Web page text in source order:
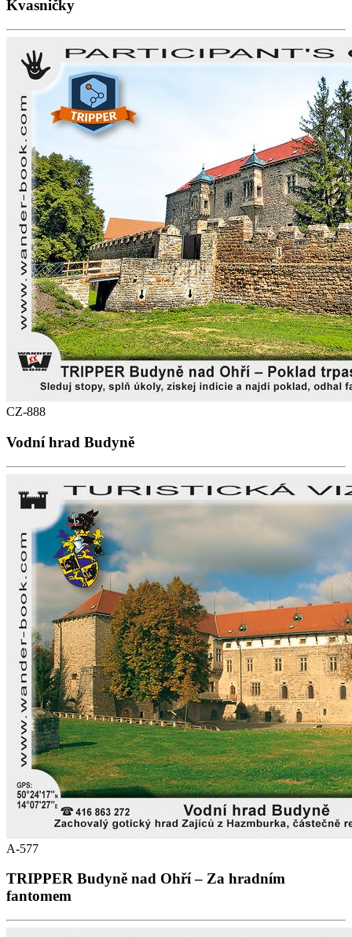
Kvasničky
CZ-888
Vodní hrad Budyně
A-577
TRIPPER Budyně nad Ohří – Za hradním
fantomem